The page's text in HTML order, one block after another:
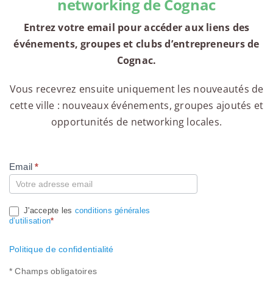
networking de Cognac
Entrez votre email pour accéder aux liens des
événements, groupes et clubs d’entrepreneurs de
Cognac.
Vous recevrez ensuite uniquement les nouveautés de
cette ville : nouveaux événements, groupes ajoutés et
opportunités de networking locales.
Compte
Email*
J'accepte les conditions générales
d’utilisation*
Politique de confidentialité
* Champs obligatoires